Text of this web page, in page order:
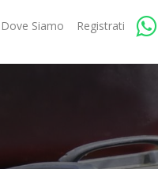
Dove Siamo Registrati